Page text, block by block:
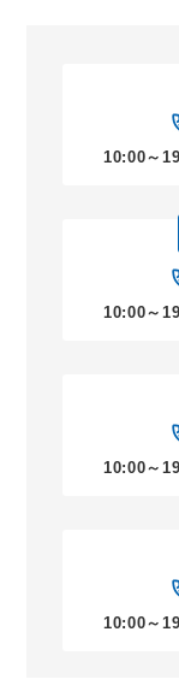
10:00～
10:00～
10:00～
10:00～